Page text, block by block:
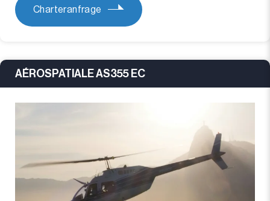
Charteranfrage
AÉROSPATIALE AS355 EC